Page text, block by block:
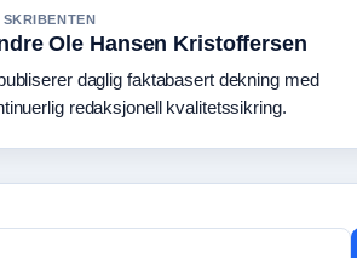
SKRIBENTEN
Ole Hansen Kristoffersen
daglig faktabasert dekning med
redaksjonell kvalitetssikring.